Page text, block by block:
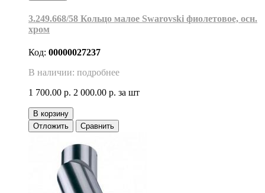
3.249.668/58 Кольцо малое Swarovski фиолетовое, осн.
хром
Код: 00000027237
В наличии: подробнее
1 700.00 р. 2 000.00 р. за шт
В корзину
Отложить
Сравнить